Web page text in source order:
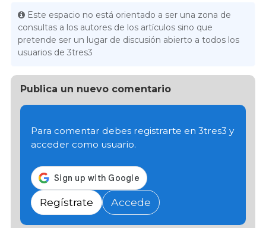
Este espacio no está orientado a ser una zona de
consultas a los autores de los artículos sino que
pretende ser un lugar de discusión abierto a todos los
usuarios de 3tres3
Publica un nuevo comentario
Para comentar debes registrarte en 3tres3 y
acceder como usuario.
Regístrate Accede